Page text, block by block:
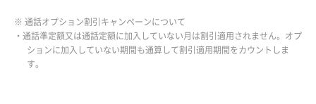
※ 通話オプション割引キャンペーンについて
・通話準定額又は通話定額に加入していない月は割引適用されません。オプ
ションに加入していない期間も通算して割引適用期間をカウントしま
す。